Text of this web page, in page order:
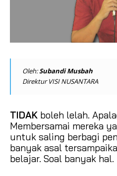
Oleh:Subandi Musbah
Direktur VISI NUSANTARA
TIDAK boleh lelah.
Membersamai mereka
untuk saling berbagi
banyak asal
belajar. Soal banyak hal.